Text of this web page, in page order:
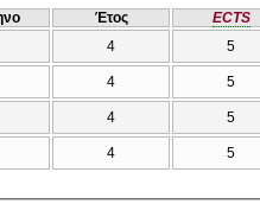
Έτος
ECTS
4
5
4 5
4 5
4 5